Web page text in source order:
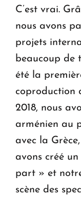
C’est vrai.
nous avons
projets
beaucoup de
été la
coproduction
2018, nous
arménien au
avec la
avons créé
part » et
scène des